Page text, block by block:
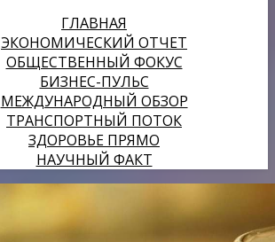
ГЛАВНАЯ
ЭКОНОМИЧЕСКИЙ ОТЧЕТ
ОБЩЕСТВЕННЫЙ ФОКУС
БИЗНЕС-ПУЛЬС
МЕЖДУНАРОДНЫЙ ОБЗОР
ТРАНСПОРТНЫЙ ПОТОК
ЗДОРОВЬЕ ПРЯМО
НАУЧНЫЙ ФАКТ